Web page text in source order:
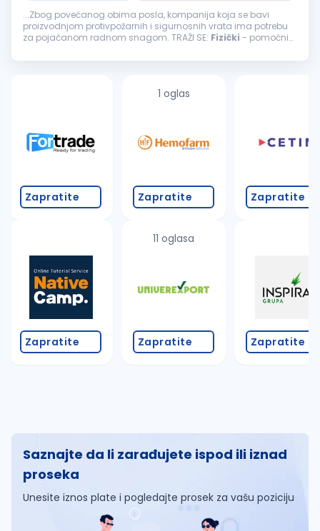
...Zbog povećanog obima posla, kompanija koja se bavi
proizvodnjom protivpožarnih i sigurnosnih vrata ima potrebu
za pojačanom radnom snagom. TRAŽI SE: Fizički - pomoćni
Zapratite
Zapratite
1 oglas
Zapratite
11 oglasa
Zapratite
Zapratite
Zapratite
Saznajte da li zarađujete ispod ili iznad
proseka
Unesite iznos plate i pogledajte prosek za vašu poziciju